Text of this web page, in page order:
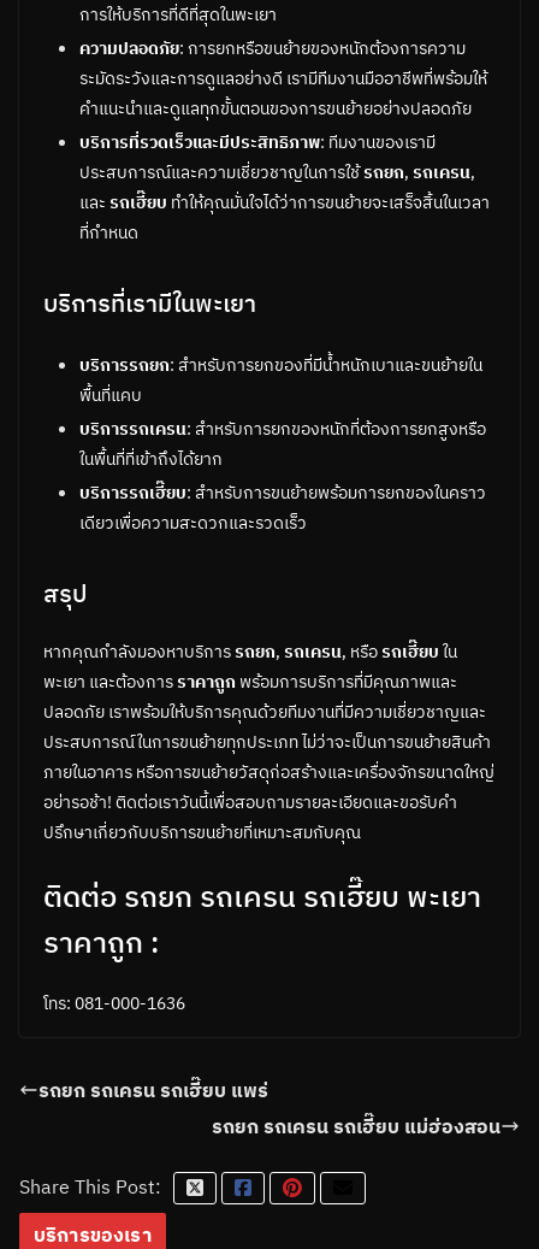
การให้บริการที่ดีที่สุดในพะเยา
ความปลอดภัย: การยกหรือขนย้ายของหนักต้องการความ
ระมัดระวังและการดูแลอย่างดี เรามีทีมงานมืออาชีพที่พร้อมให้
คำแนะนำและดูแลทุกขั้นตอนของการขนย้ายอย่างปลอดภัย
บริการที่รวดเร็วและมีประสิทธิภาพ: ทีมงานของเรามี
ประสบการณ์และความเชี่ยวชาญในการใช้รถยก, รถเครน,
และ รถเฮี๊ยบ ทำให้คุณมั่นใจได้ว่าการขนย้ายจะเสร็จสิ้นในเวลา
ที่กำหนด
บริการที่เรามีในพะเยา
บริการรถยก: สำหรับการยกของที่มีน้ำหนักเบาและขนย้ายใน
พื้นที่แคบ
บริการรถเครน: สำหรับการยกของหนักที่ต้องการยกสูงหรือ
ในพื้นที่ที่เข้าถึงได้ยาก
บริการรถเฮี๊ยบ: สำหรับการขนย้ายพร้อมการยกของในคราว
เดียวเพื่อความสะดวกและรวดเร็ว
สรุป
หากคุณกำลังมองหาบริการ รถยก, รถเครน, หรือ รถเฮี๊ยบ ใน
พะเยา และต้องการ ราคาถูก พร้อมการบริการที่มีคุณภาพและ
ปลอดภัย เราพร้อมให้บริการคุณด้วยทีมงานที่มีความเชี่ยวชาญและ
ประสบการณ์ในการขนย้ายทุกประเภท ไม่ว่าจะเป็นการขนย้ายสินค้า
ภายในอาคาร หรือการขนย้ายวัสดุก่อสร้างและเครื่องจักรขนาดใหญ่
อย่ารอช้า! ติดต่อเราวันนี้เพื่อสอบถามรายละเอียดและขอรับคำ
ปรึกษาเกี่ยวกับบริการขนย้ายที่เหมาะสมกับคุณ
ติดต่อ รถยก รถเครน รถเฮี๊ยบ พะเยา
ราคาถูก :
โทร: 081-000-1636
รถยก รถเครน รถเฮี๊ยบ แพร่
รถยก รถเครน รถเฮี๊ยบ แม่ฮ่องสอน
Share This Post:
บริการของเรา